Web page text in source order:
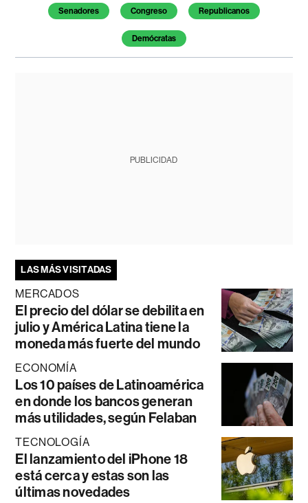
Senadores Congreso Republicanos
Demócratas
PUBLICIDAD
LAS MÁS VISITADAS
MERCADOS
El precio del dólar se debilita en
julio y América Latina tiene la
moneda más fuerte del mundo
ECONOMÍA
Los 10 países de Latinoamérica
en donde los bancos generan
más utilidades, según Felaban
TECNOLOGÍA
El lanzamiento del iPhone 18
está cerca y estas son las
últimas novedades